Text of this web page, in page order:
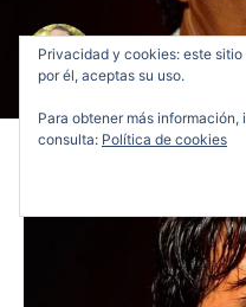
Paco Casado
19/05/2012
Privacidad y cookies: este
por él, aceptas su uso.
Para obtener más
consulta: Política de cookies